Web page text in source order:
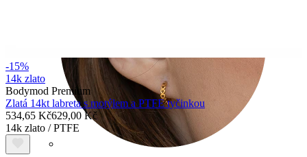
-15%
14k zlato
Bodymod Premium
Zlatá 14kt labreta s motýlem a PTFE tyčinkou
534,65 Kč629,00 Kč
14k zlato / PTFE